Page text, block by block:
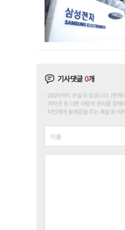
기사댓글0개
200자까지 쓰실 수 있습니다. (현
저작권 등 다른 사람의 권리를 침해
타인에게 불쾌감을 주는 욕설 등